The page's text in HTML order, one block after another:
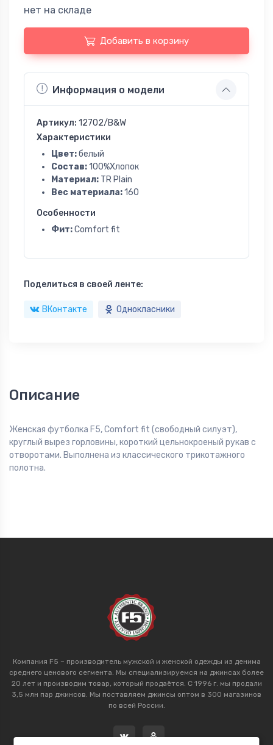
нет на складе
Добавить в корзину
Информация о модели
Артикул: 12702/B&W
Характеристики
Цвет:белый
Состав:100%Хлопок
Материал: TR Plain
Вес материала:160
Особенности
Фит:Comfort fit
Поделиться в своей ленте:
ВКонтакте Однокласники
Описание
Женская футболка F5, Comfort fit (свободный силуэт),
круглый вырез горловины, короткий цельнокроеный рукав с
отворотами. Выполнена из классического трикотажного
полотна.
Компания F5 – производитель мужской и женской одежды из денима
среднего ценового сегмента. Мы специализируемся на джинсах более
20 лет и производим товар, который продаётся. С 1996 г. мы продали
3,5 млн пар джинсов. Мы поставляем джинсы оптом в 300 магазинов
по всей России.